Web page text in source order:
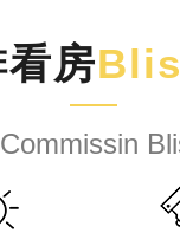
房